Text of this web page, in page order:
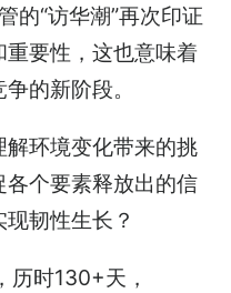
的“访华潮”再次印证
要性，这也意味着
的新阶段。
环境变化带来的挑
个要素释放出的信
韧性生长？
历时130+天，